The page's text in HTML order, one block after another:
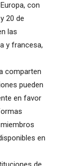
con
20 de
las
y francesa,
comparten
pueden
en favor
en